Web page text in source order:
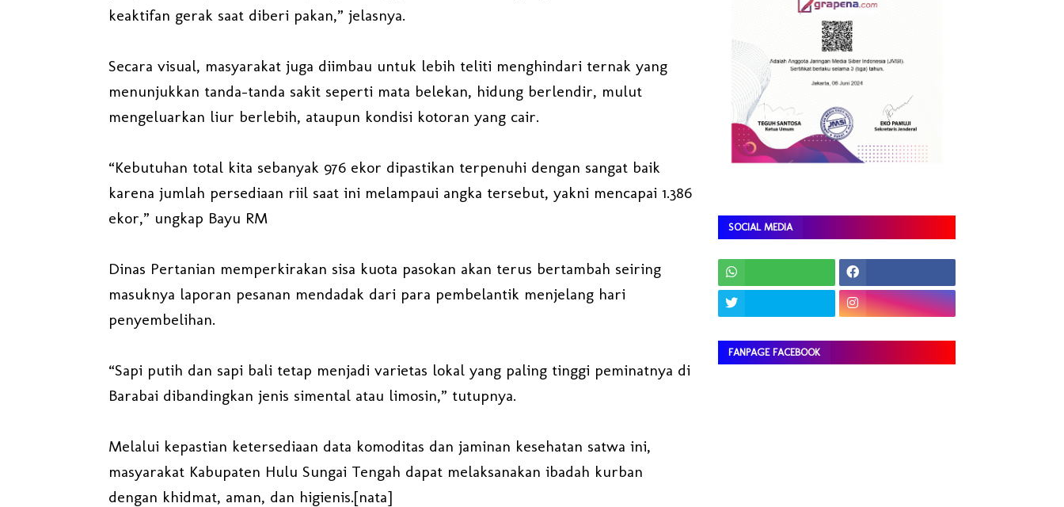
keaktifan gerak saat diberi pakan,” jelasnya.
Secara visual, masyarakat juga diimbau untuk lebih teliti menghindari ternak yang
menunjukkan tanda-tanda sakit seperti mata belekan, hidung berlendir, mulut
mengeluarkan liur berlebih, ataupun kondisi kotoran yang cair.
“Kebutuhan total kita sebanyak 976 ekor dipastikan terpenuhi dengan sangat baik
karena jumlah persediaan riil saat ini melampaui angka tersebut, yakni mencapai 1.386
ekor,” ungkap Bayu RM
Dinas Pertanian memperkirakan sisa kuota pasokan akan terus bertambah seiring
masuknya laporan pesanan mendadak dari para pembelantik menjelang hari
penyembelihan.
“Sapi putih dan sapi bali tetap menjadi varietas lokal yang paling tinggi peminatnya di
Barabai dibandingkan jenis simental atau limosin,” tutupnya.
Melalui kepastian ketersediaan data komoditas dan jaminan kesehatan satwa ini,
masyarakat Kabupaten Hulu Sungai Tengah dapat melaksanakan ibadah kurban
dengan khidmat, aman, dan higienis.[nata]
SOCIAL MEDIA
FANPAGE FACEBOOK